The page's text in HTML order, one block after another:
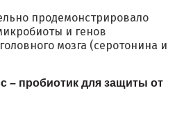
продемонстрировало
и генов
мозга (серотонина и
– пробиотик для защиты от